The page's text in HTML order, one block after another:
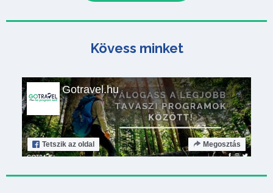
Kövess minket
Gotravel.hu
Tetszik az oldal Megosztás